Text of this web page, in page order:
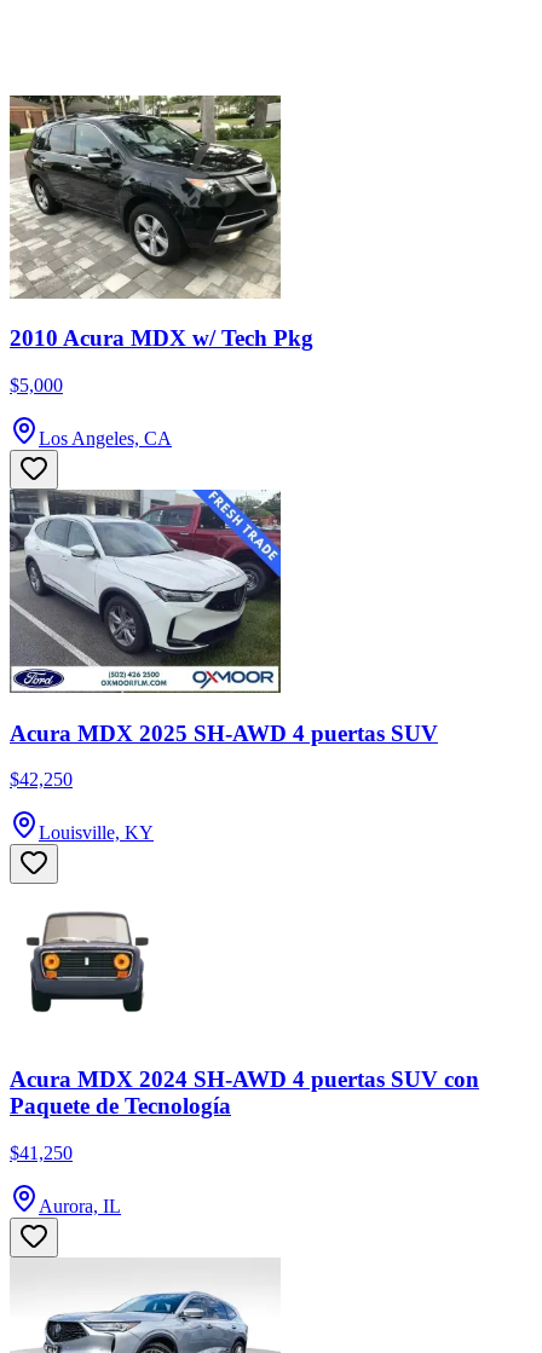
2010 Acura MDX w/ Tech Pkg
$5,000
Los Angeles, CA
Acura MDX 2025 SH-AWD 4 puertas SUV
$42,250
Louisville, KY
Acura MDX 2024 SH-AWD 4 puertas SUV con
Paquete de Tecnología
$41,250
Aurora, IL